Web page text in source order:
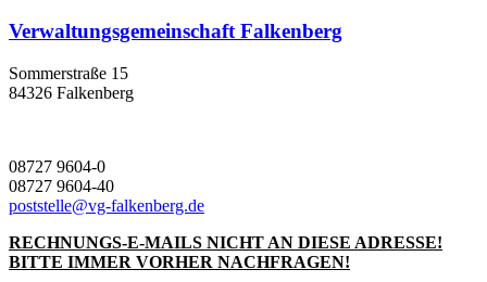
Verwaltungsgemeinschaft Falkenberg
Sommerstraße 15
84326 Falkenberg
08727 9604-0
08727 9604-40
poststelle@vg-falkenberg.de
RECHNUNGS-E-MAILS NICHT AN DIESE ADRESSE!
BITTE IMMER VORHER NACHFRAGEN!